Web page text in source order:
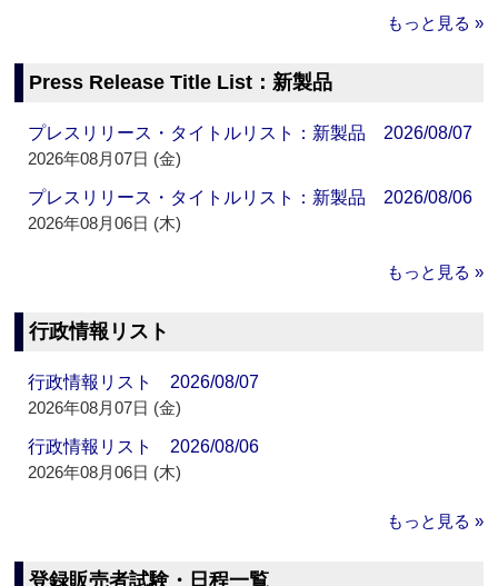
もっと見る »
Press Release Title List：新製品
プレスリリース・タイトルリスト：新製品 2026/08/07
2026年08月07日 (金)
プレスリリース・タイトルリスト：新製品 2026/08/06
2026年08月06日 (木)
もっと見る »
行政情報リスト
行政情報リスト 2026/08/07
2026年08月07日 (金)
行政情報リスト 2026/08/06
2026年08月06日 (木)
もっと見る »
登録販売者試験・日程一覧